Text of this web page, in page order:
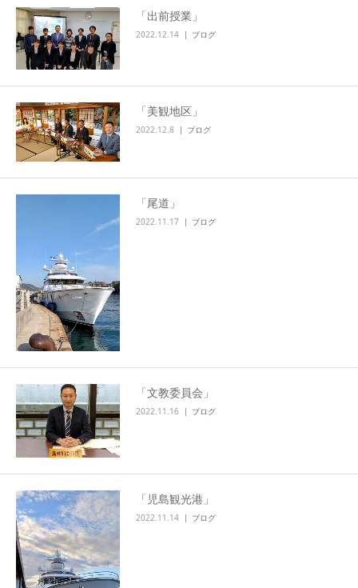
「出前授業」
2022.12.14 ブログ
「美観地区」
2022.12.8 ブログ
「尾道」
2022.11.17 ブログ
「文教委員会」
2022.11.16 ブログ
「児島観光港」
2022.11.14 ブログ